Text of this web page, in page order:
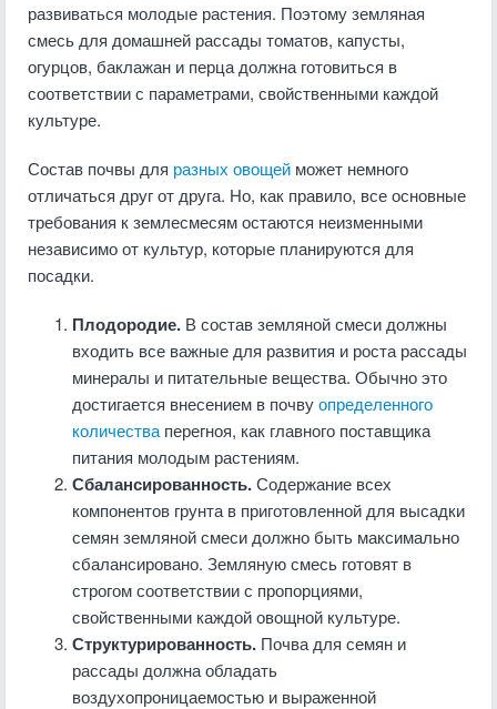
развиваться молодые растения. Поэтому земляная
смесь для домашней рассады томатов, капусты,
огурцов, баклажан и перца должна готовиться в
соответствии с параметрами, свойственными каждой
культуре.
Состав почвы для разных овощей может немного
отличаться друг от друга. Но, как правило, все основные
требования к землесмесям остаются неизменными
независимо от культур, которые планируются для
посадки.
Плодородие. В состав земляной смеси должны
входить все важные для развития и роста рассады
минералы и питательные вещества. Обычно это
достигается внесением в почвуопределенного
количества перегноя, как главного поставщика
питания молодым растениям.
Сбалансированность.Содержание всех
компонентов грунта в приготовленной для высадки
семян земляной смеси должно быть максимально
сбалансировано. Земляную смесь готовят в
строгом соответствии с пропорциями,
свойственными каждой овощной культуре.
Структурированность. Почва для семян и
рассады должна обладать
воздухопроницаемостью и выраженной